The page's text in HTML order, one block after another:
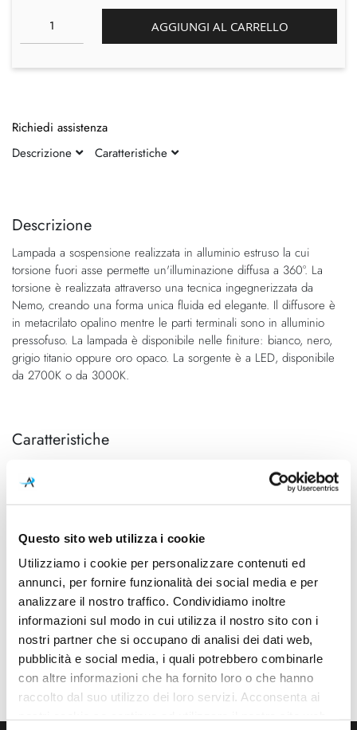
Questo sito web utilizza i cookie
Utilizziamo i cookie per personalizzare contenuti ed
annunci, per fornire funzionalità dei social media e per
analizzare il nostro traffico. Condividiamo inoltre
informazioni sul modo in cui utilizza il nostro sito con i
nostri partner che si occupano di analisi dei dati web,
pubblicità e social media, i quali potrebbero combinarle
con altre informazioni che ha fornito loro o che hanno
raccolto dal suo utilizzo dei loro servizi. Acconsenta ai
fine
galleria
di
immagini
della
di
immagini
Descrizione
Lampada a sospensione realizzata in alluminio estruso la cui
torsione fuori asse permette un'illuminazione diffusa a 360°. La
torsione è realizzata attraverso una tecnica ingegnerizzata da
Nemo, creando una forma unica fluida ed elegante. Il diffusore è
in metacrilato opalino mentre le parti terminali sono in alluminio
pressofuso. La lampada è disponibile nelle finiture: bianco, nero,
grigio titanio oppure oro opaco. La sorgente è a LED, disponibile
da 2700K o da 3000K.
Caratteristiche
ITW LDW 55
190mm - H 1830mm (H cavo
Led integrato
Potenza e attacco
3x 20W - 2700K - 5700Lm -
CRI85 - 230V
Dimmerazione
Dimmerabile
Classe energetica
A++, A+, A
AGGIUNGI AL CARRELLO
Richiedi assistenza
Descrizione
Caratteristiche